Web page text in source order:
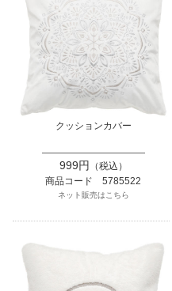
クッションカバー
999円
（税込）
商品コード 5785522
ネット販売はこちら